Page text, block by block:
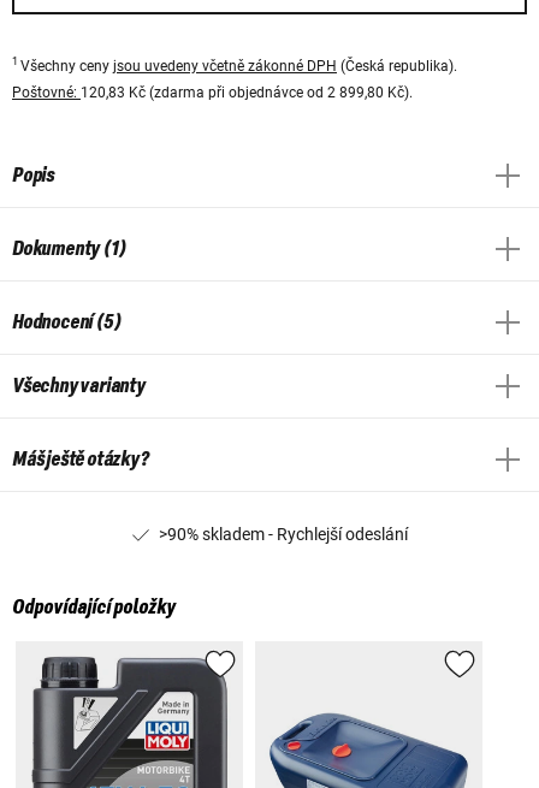
1 Všechny ceny jsou uvedeny včetně zákonné DPH (Česká republika).
Poštovné: 120,83 Kč (zdarma při objednávce od 2 899,80 Kč).
Popis
Dokumenty (1)
Hodnocení (5)
Všechny varianty
Máš ještě otázky?
>90% skladem - Rychlejší odeslání
Odpovídající položky